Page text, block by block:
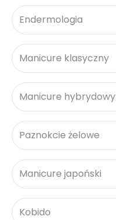
Endermologia
Manicure klasyczny
Manicure hybrydowy
Paznokcie żelowe
Manicure japoński
Kobido